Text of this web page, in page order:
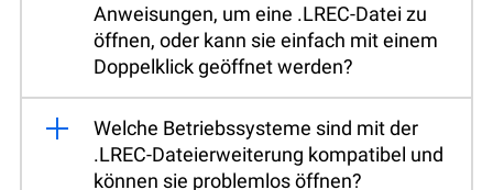
Anweisungen, um eine .LREC-Datei zu
öffnen, oder kann sie einfach mit einem
Doppelklick geöffnet werden?
Welche Betriebssysteme sind mit der
.LREC-Dateierweiterung kompatibel und
können sie problemlos öffnen?